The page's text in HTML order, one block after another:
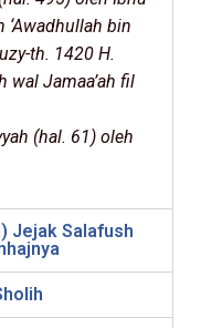
‘Awadhullah bin
th. 1420 H.
wal Jamaa’ah fil
(hal. 61) oleh
Jejak Salafush